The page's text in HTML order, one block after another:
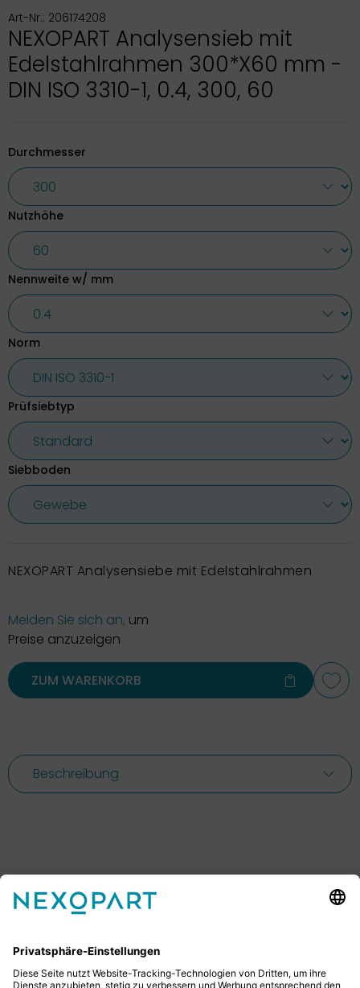
Art-Nr.: 206174208
NEXOPART Analysensieb mit
Edelstahlrahmen 300*X60 mm -
DIN ISO 3310-1, 0.4, 300, 60
Durchmesser
Nutzhöhe
Nennweite w/ mm
Norm
Prüfsiebtyp
Siebboden
NEXOPART Analysensiebe mit Edelstahlrahmen
Melden Sie sich an, um
Preise anzuzeigen
ZUM WARENKORB
Beschreibung
Ihr Kontakt zu uns.
schreiben uns eine E-Mail.
+49 2522 59084 0